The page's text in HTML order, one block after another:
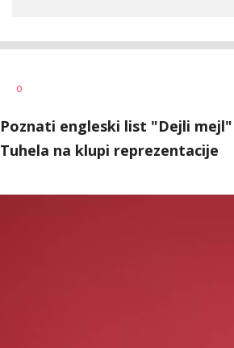
0
Poznati engleski list "Dejli
Tuhela na klupi reprezentacije